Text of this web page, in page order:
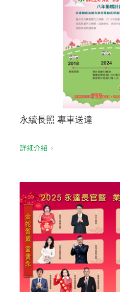
永續長照 專車送達
詳細介紹